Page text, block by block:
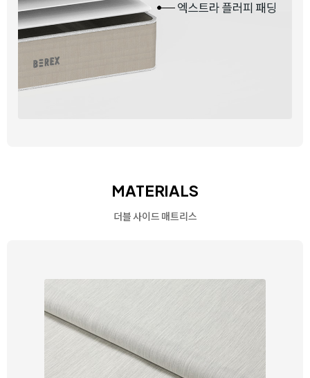
MATERIALS
더블 사이드 매트리스